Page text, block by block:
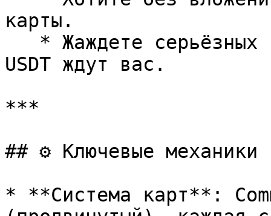
карты.
USDT ждут вас.
***
## ⚙️ Ключевые механики
* **Система карт**: